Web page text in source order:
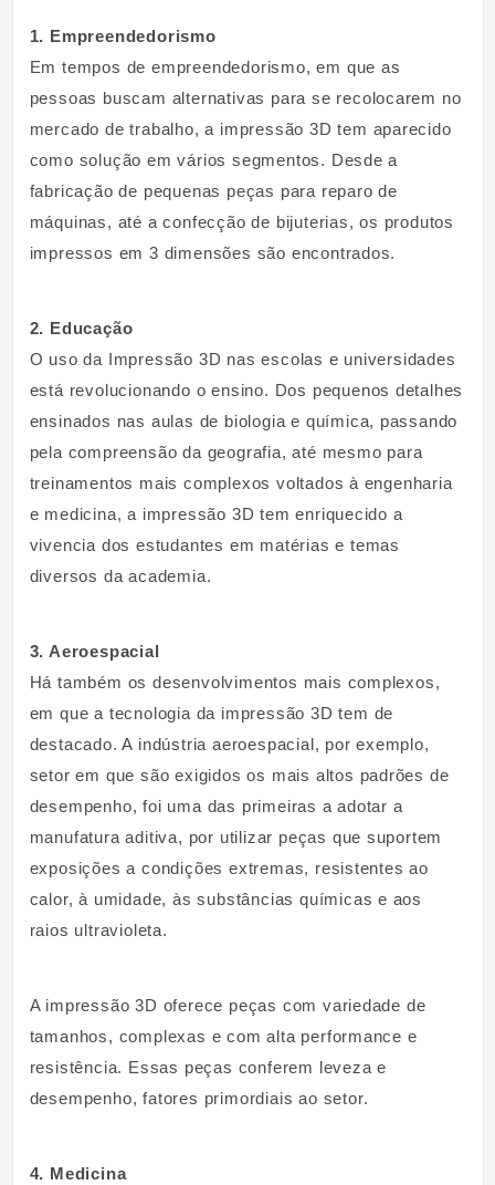
1. Empreendedorismo
Em tempos de empreendedorismo, em que as
pessoas buscam alternativas para se recolocarem no
mercado de trabalho, a impressão 3D tem aparecido
como solução em vários segmentos. Desde a
fabricação de pequenas peças para reparo de
máquinas, até a confecção de bijuterias, os produtos
impressos em 3 dimensões são encontrados.
2. Educação
O uso da Impressão 3D nas escolas e universidades
está revolucionando o ensino. Dos pequenos detalhes
ensinados nas aulas de biologia e química, passando
pela compreensão da geografia, até mesmo para
treinamentos mais complexos voltados à engenharia
e medicina, a impressão 3D tem enriquecido a
vivencia dos estudantes em matérias e temas
diversos da academia.
3. Aeroespacial
Há também os desenvolvimentos mais complexos,
em que a tecnologia da impressão 3D tem de
destacado. A indústria aeroespacial, por exemplo,
setor em que são exigidos os mais altos padrões de
desempenho, foi uma das primeiras a adotar a
manufatura aditiva, por utilizar peças que suportem
exposições a condições extremas, resistentes ao
calor, à umidade, às substâncias químicas e aos
raios ultravioleta.
A impressão 3D oferece peças com variedade de
tamanhos, complexas e com alta performance e
resistência. Essas peças conferem leveza e
desempenho, fatores primordiais ao setor.
4. Medicina